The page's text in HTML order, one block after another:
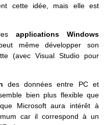
cette idée, mais elle est
applications Windows
même développer son
(avec Visual Studio pour
des données entre PC et
bien plus flexible que
Microsoft aura intérêt à
car il correspond à un